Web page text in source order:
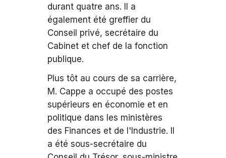
durant quatre ans. Il a
également été greffier du
Conseil privé, secrétaire du
Cabinet et chef de la fonction
publique.
Plus tôt au cours de sa carrière,
M. Cappe a occupé des postes
supérieurs en économie et en
politique dans les ministères
des Finances et de l'Industrie. Il
a été sous-secrétaire du